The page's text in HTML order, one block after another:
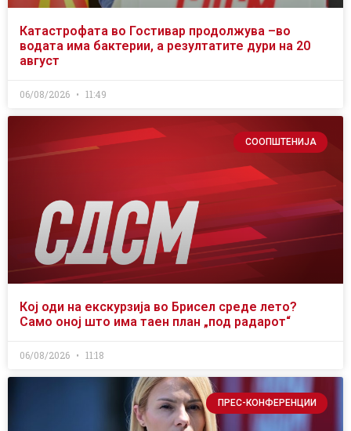
Катастрофата во Гостивар продолжува –во
водата има бактерии, а резултатите дури на 20
август
06/08/2026 11:49
СООПШТЕНИЈА
Кој оди на екскурзија во Брисел среде лето?
Само оној што има таен план „под радарот“
06/08/2026 11:18
ПРЕС-КОНФЕРЕНЦИИ